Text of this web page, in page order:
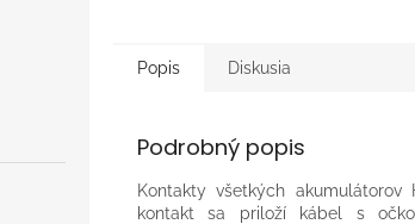
Popis Diskusia
Podrobný popis
Kontakty všetkých
kontakt sa priloží kábel s